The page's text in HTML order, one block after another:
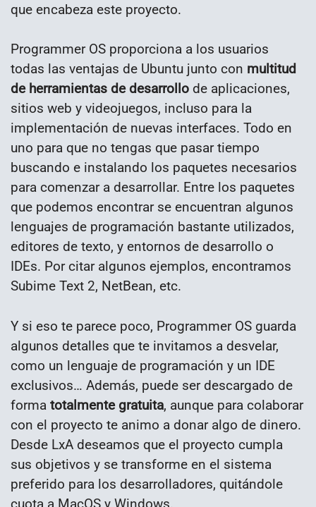
que encabeza este proyecto.
Programmer OS proporciona a los usuarios
todas las ventajas de Ubuntu junto con multitud
de herramientas de desarrollo de aplicaciones,
sitios web y videojuegos, incluso para la
implementación de nuevas interfaces. Todo en
uno para que no tengas que pasar tiempo
buscando e instalando los paquetes necesarios
para comenzar a desarrollar. Entre los paquetes
que podemos encontrar se encuentran algunos
lenguajes de programación bastante utilizados,
editores de texto, y entornos de desarrollo o
IDEs. Por citar algunos ejemplos, encontramos
Subime Text 2, NetBean, etc.
Y si eso te parece poco, Programmer OS guarda
algunos detalles que te invitamos a desvelar,
como un lenguaje de programación y un IDE
exclusivos… Además, puede ser descargado de
forma totalmente gratuita, aunque para colaborar
con el proyecto te animo a donar algo de dinero.
Desde LxA deseamos que el proyecto cumpla
sus objetivos y se transforme en el sistema
preferido para los desarrolladores, quitándole